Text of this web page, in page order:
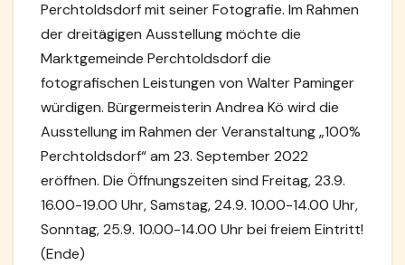
Perchtoldsdorf mit seiner Fotografie. Im Rahmen
der dreitägigen Ausstellung möchte die
Marktgemeinde Perchtoldsdorf die
fotografischen Leistungen von Walter Paminger
würdigen. Bürgermeisterin Andrea Kö wird die
Ausstellung im Rahmen der Veranstaltung „100%
Perchtoldsdorf“ am 23. September 2022
eröffnen. Die Öffnungszeiten sind Freitag, 23.9.
16.00-19.00 Uhr, Samstag, 24.9. 10.00-14.00 Uhr,
Sonntag, 25.9. 10.00-14.00 Uhr bei freiem Eintritt!
(Ende)